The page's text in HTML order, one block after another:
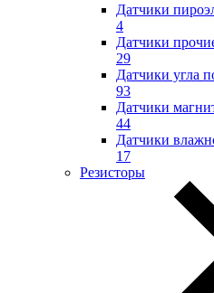
Датчики
4
Датчики
29
Датчики угла
93
Датчики
44
Датчики
17
Резисторы